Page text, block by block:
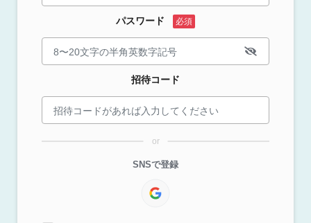
パスワード
招待コード
or
SNSで登録